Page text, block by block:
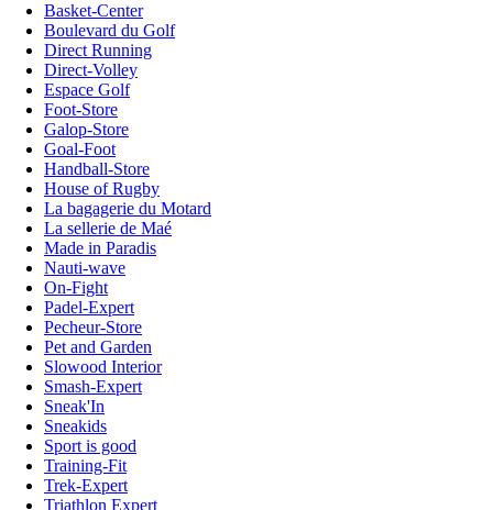
Basket-Center
Boulevard du Golf
Direct Running
Direct-Volley
Espace Golf
Foot-Store
Galop-Store
Goal-Foot
Handball-Store
House of Rugby
La bagagerie du Motard
La sellerie de Maé
Made in Paradis
Nauti-wave
On-Fight
Padel-Expert
Pecheur-Store
Pet and Garden
Slowood Interior
Smash-Expert
Sneak'In
Sneakids
Sport is good
Training-Fit
Trek-Expert
Triathlon Expert